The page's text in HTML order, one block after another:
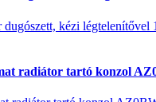
kézi légtelenítővel
radiátor tartó konzol